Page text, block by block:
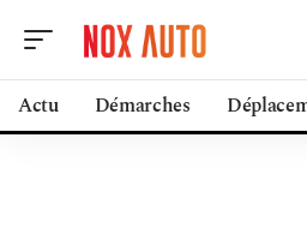
Actu Démarches